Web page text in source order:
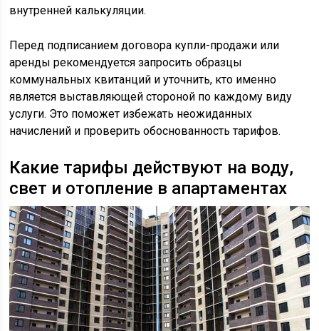
внутренней калькуляции.
Перед подписанием договора купли-продажи или
аренды рекомендуется запросить образцы
коммунальных квитанций и уточнить, кто именно
является выставляющей стороной по каждому виду
услуги. Это поможет избежать неожиданных
начислений и проверить обоснованность тарифов.
Какие тарифы действуют на воду,
свет и отопление в апартаментах